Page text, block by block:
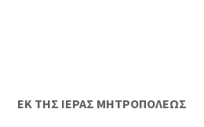
ΕΚ ΤΗΣ ΙΕΡΑΣ ΜΗΤΡΟΠΟΛΕΩΣ